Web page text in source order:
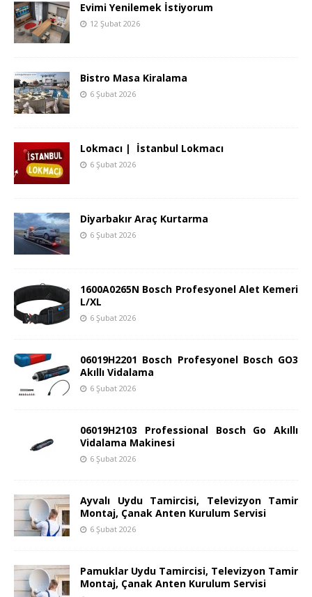
Evimi Yenilemek İstiyorum
12 Şubat 2026
Bistro Masa Kiralama
6 Şubat 2026
Lokmacı | İstanbul Lokmacı
6 Şubat 2026
Diyarbakır Araç Kurtarma
6 Şubat 2026
1600A0265N Bosch Profesyonel Alet Kemeri
L/XL
6 Şubat 2026
06019H2201 Bosch Profesyonel Bosch GO3
Akıllı Vidalama
6 Şubat 2026
06019H2103 Professional Bosch Go Akıllı
Vidalama Makinesi
6 Şubat 2026
Ayvalı Uydu Tamircisi, Televizyon Tamir
Montaj, Çanak Anten Kurulum Servisi
6 Şubat 2026
Pamuklar Uydu Tamircisi, Televizyon Tamir
Montaj, Çanak Anten Kurulum Servisi